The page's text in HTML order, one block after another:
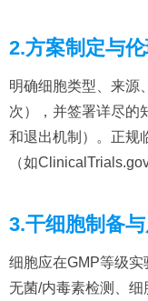
2.方案制定与
明确细胞类型、来源
次），并签署详尽的
和退出机制）。正规
（如
3.干细胞制备
细胞应在GMP等级实
无菌/内毒素检测、细